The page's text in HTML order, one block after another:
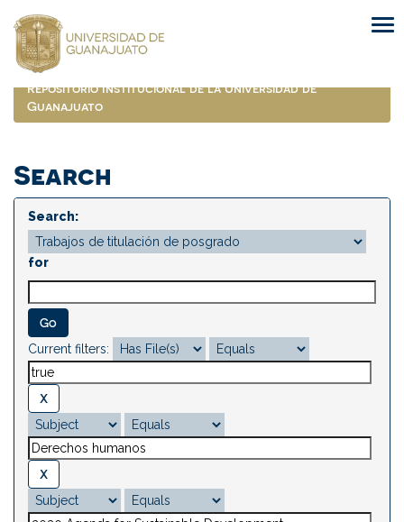
navigation
Repositorio Institucional de la Universidad de
Guanajuato
Search
Search:
for
Current filters: